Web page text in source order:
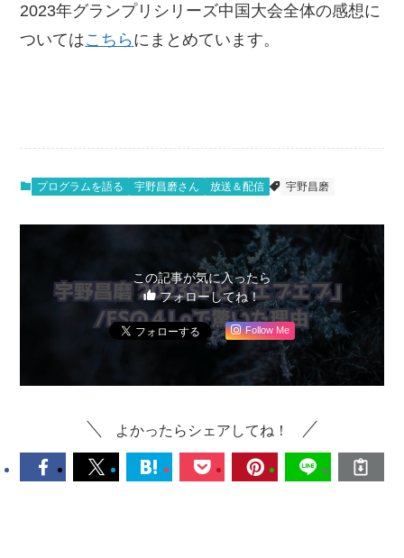
2023年グランプリシリーズ中国大会全体の感想に
ついてはこちら にまとめています。
プログラムを語る 宇野昌磨さん 放送＆配信 宇野昌磨
この記事が気に入ったら
フォローしてね！
Follow Me
よかったらシェアしてね！